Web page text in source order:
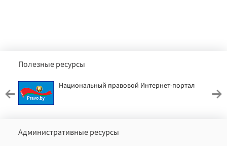
Полезные ресурсы
Национальный правовой Интернет-портал
Административные ресурсы